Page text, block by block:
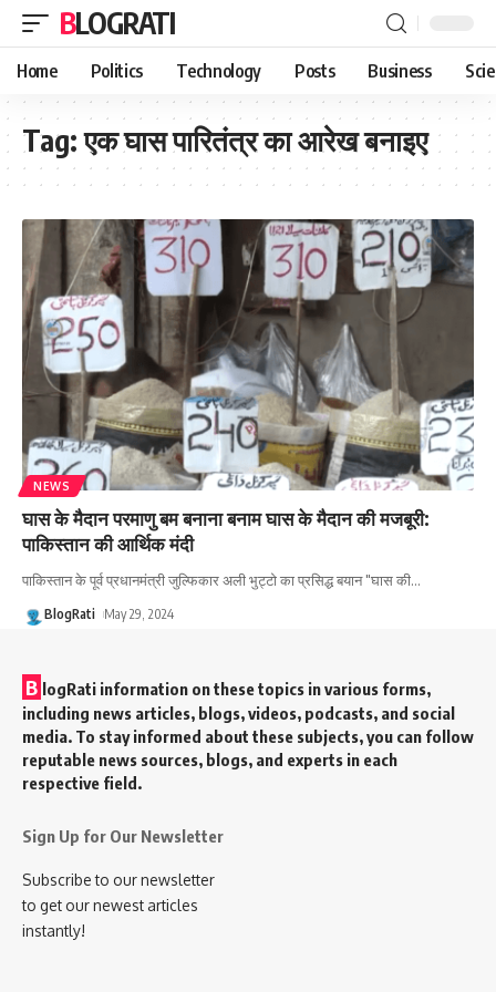
BLOGRATI
Home Politics Technology Posts Business
Tag:एक घास पारितंत्र का आरेख बनाइए
NEWS
घास के मैदान परमाणु बम बनाना बनाम घास के मैदान की मजबूरी:
पाकिस्तान की आर्थिक मंदी
पाकिस्तान के पूर्व प्रधानमंत्री जुल्फिकार अली भुट्टो का प्रसिद्ध बयान "घास की…
BlogRati May 29, 2024
B logRati information on these topics in various forms,
including news articles, blogs, videos, podcasts, and social
media. To stay informed about these subjects, you can follow
reputable news sources, blogs, and experts in each
respective field.
Sign Up for Our Newsletter
Subscribe to our newsletter
to get our newest articles
instantly!